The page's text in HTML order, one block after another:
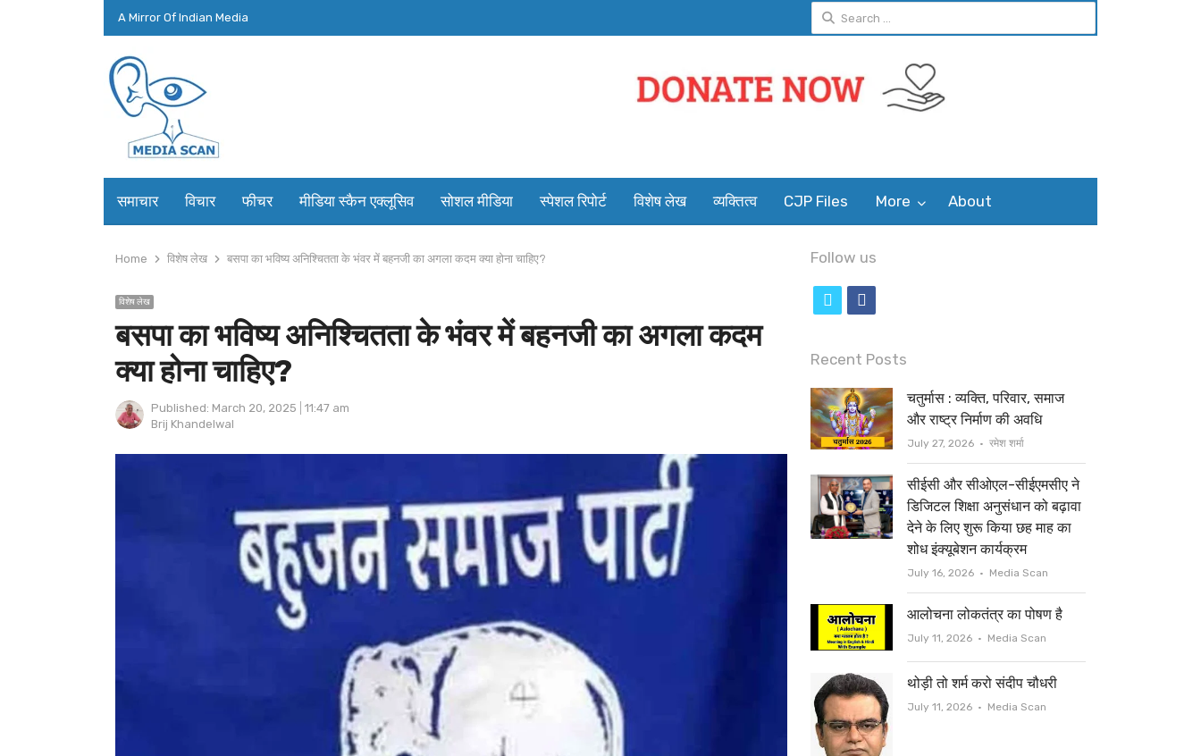
A Mirror Of Indian Media
Search
for:
समाचार विचार फीचर मीडिया स्कैन एक्लूसिव सोशल मीडिया स्पेशल रिपोर्ट विशेष लेख व्यक्तित्व CJP Files More About
Home विशेष लेख बसपा का भविष्य अनिश्चितता के भंवर में बहनजी का अगला कदम क्या होना चाहिए?
विशेष लेख
बसपा का भविष्य अनिश्चितता के भंवर में बहनजी का अगला कदम
क्या होना चाहिए?
Published: March 20, 2025
11:47 am
Author
Brij Khandelwal
Follow us
i
t
t
e
r
c
e
b
o
o
k
Recent Posts
चतुर्मास : व्यक्ति, परिवार, समाज
और राष्ट्र निर्माण की अवधि
July 27, 2026 Author
रमेश शर्मा
सीईसी और सीओएल-सीईएमसीए ने
डिजिटल शिक्षा अनुसंधान को बढ़ावा
देने के लिए शुरू किया छह माह का
शोध इंक्यूबेशन कार्यक्रम
July 16, 2026 Author
Media Scan
आलोचना लोकतंत्र का पोषण है
July 11, 2026 Author
Media Scan
थोड़ी तो शर्म करो संदीप चौधरी
July 11, 2026 Author
Media Scan